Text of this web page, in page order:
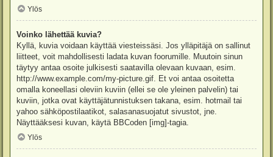
Ylös
Voinko lähettää kuvia?
Kyllä, kuvia voidaan käyttää viesteissäsi. Jos ylläpitäjä on sallinut
liitteet, voit mahdollisesti ladata kuvan foorumille. Muutoin sinun
täytyy antaa osoite julkisesti saatavilla olevaan kuvaan, esim.
http://www.example.com/my-picture.gif. Et voi antaa osoitetta
omalla koneellasi oleviin kuviin (ellei se ole yleinen palvelin) tai
kuviin, jotka ovat käyttäjätunnistuksen takana, esim. hotmail tai
yahoo sähköpostilaatikot, salasanasuojatut sivustot, jne.
Näyttääksesi kuvan, käytä BBCoden [img]-tagia.
Ylös